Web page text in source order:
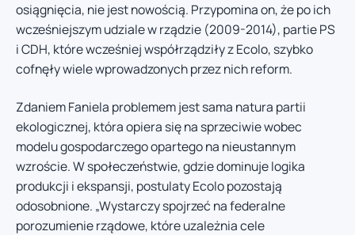
osiągnięcia, nie jest nowością. Przypomina on, że po ich
wcześniejszym udziale w rządzie (2009-2014), partie PS
i CDH, które wcześniej współrządziły z Ecolo, szybko
cofnęły wiele wprowadzonych przez nich reform.
Zdaniem Faniela problemem jest sama natura partii
ekologicznej, która opiera się na sprzeciwie wobec
modelu gospodarczego opartego na nieustannym
wzroście. W społeczeństwie, gdzie dominuje logika
produkcji i ekspansji, postulaty Ecolo pozostają
odosobnione. „Wystarczy spojrzeć na federalne
porozumienie rządowe, które uzależnia cele